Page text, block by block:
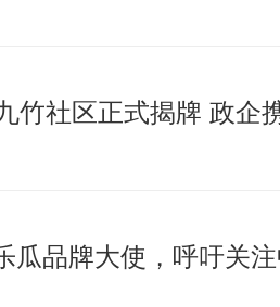
竹社区正式揭牌 政企
瓜品牌大使，呼吁关